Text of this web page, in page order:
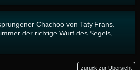
Chachoo von Taty Frans.
der richtige Wurf des Segels,
zurück zur Übersicht